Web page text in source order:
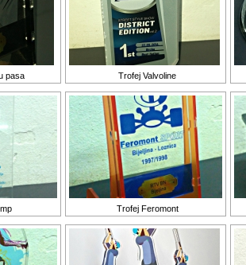
pasa Trofej Valvoline
Trofej Feromont